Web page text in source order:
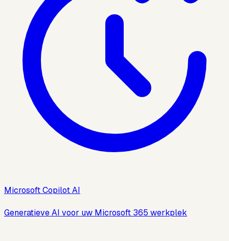
Microsoft Copilot AI
Generatieve AI voor uw Microsoft 365 werkplek